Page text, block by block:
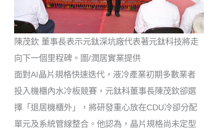
陳茂欽 董事長表示元鈦深坑廠代表著元鈦科技將走
向下一個里程碑。圖/潤居實業提供
面對AI晶片規格快速迭代，液冷產業初期多數業者
投入機櫃內水冷板競賽，元鈦科董事長陳茂欽卻選
擇「退居機櫃外」，將研發重心放在CDU冷卻分配
單元及系統管線整合。他認為，晶片規格尚未定型